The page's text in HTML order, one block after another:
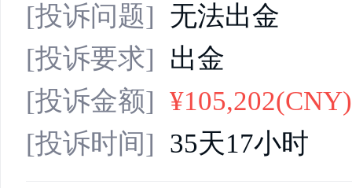
[投诉问题] 无法出金
[投诉要求]
出金
[投诉金额] ¥105,202(CNY)
[投诉时间] 35天17小时